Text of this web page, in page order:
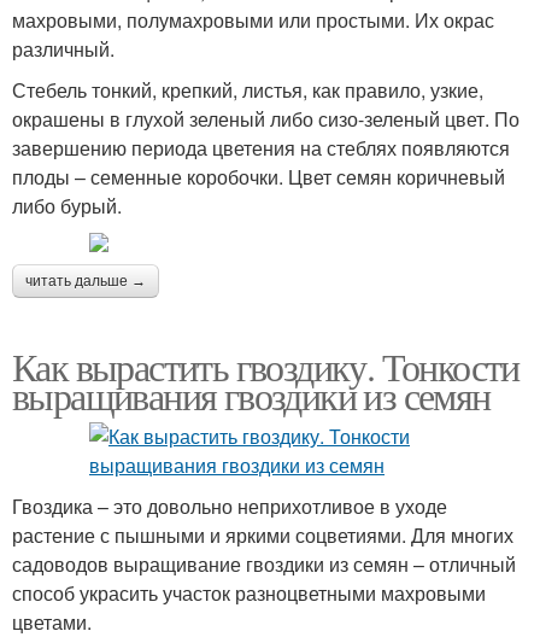
махровыми, полумахровыми или простыми. Их окрас
различный.
Стебель тонкий, крепкий, листья, как правило, узкие,
окрашены в глухой зеленый либо сизо-зеленый цвет. По
завершению периода цветения на стеблях появляются
плоды – семенные коробочки. Цвет семян коричневый
либо бурый.
читать дальше →
Как вырастить гвоздику. Тонкости
выращивания гвоздики из семян
Гвоздика – это довольно неприхотливое в уходе
растение с пышными и яркими соцветиями. Для многих
садоводов выращивание гвоздики из семян – отличный
способ украсить участок разноцветными махровыми
цветами.